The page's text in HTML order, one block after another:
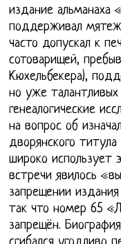
издание альманаха
поддерживал
часто допускал к
сотоварищей,
Кюхельбекера),
но уже
генеалогические
на вопрос об
дворянского
широко использует
встречи явилось
запрещении
так что номер 65
запрещён.